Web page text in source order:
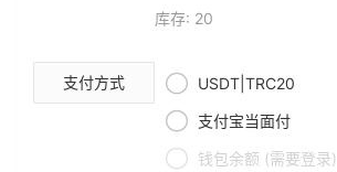
库存: 20
支付方式  USDT|TRC20
 支付宝当面付
 钱包余额 (需要登录)